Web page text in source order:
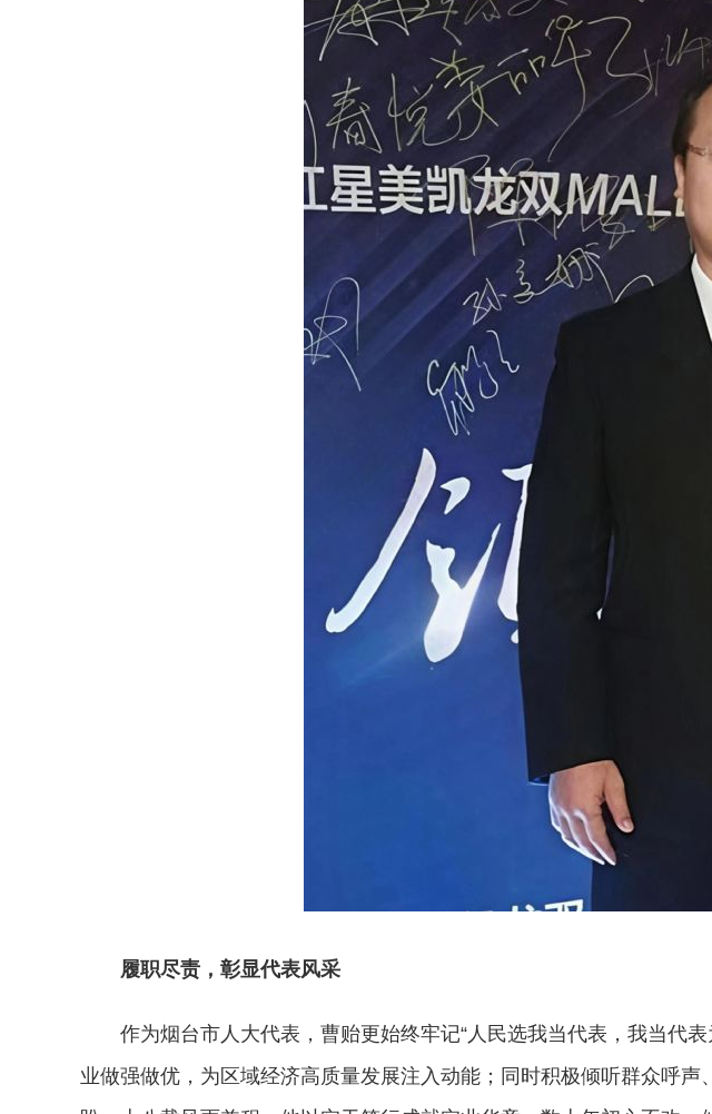
履职尽责，彰显代表风采
作为烟台市人大代表，曹贻更始终牢记“人民选我当代表，我当代
业做强做优，为区域经济高质量发展注入动能；同时积极倾听群众呼